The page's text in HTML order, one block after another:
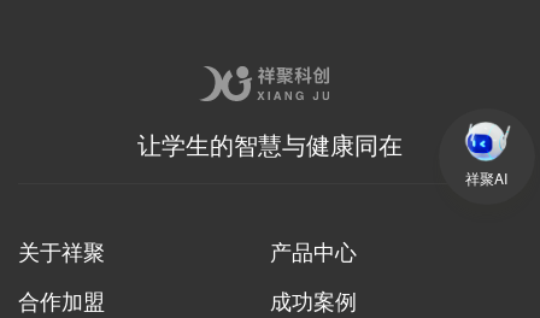
让学生的智慧与健康同在
关于祥聚
产品中心
合作加盟
成功案例
祥聚AI